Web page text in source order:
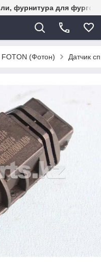
фурнитура для
FOTON (Фотон) Датчик